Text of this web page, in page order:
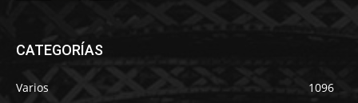
CATEGORÍAS
Varios
1096